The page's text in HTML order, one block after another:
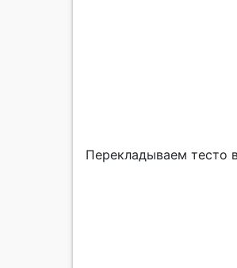
Перекладываем тесто